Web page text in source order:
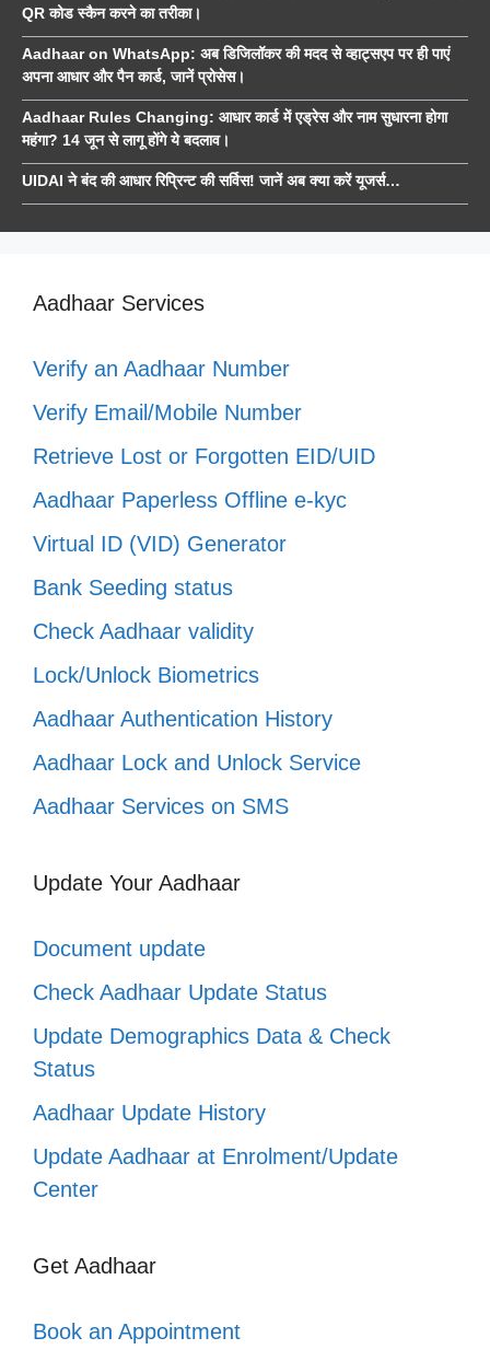
QR कोड स्कैन करने का तरीका।
Aadhaar on WhatsApp: अब डिजिलॉकर की मदद से व्हाट्सएप पर ही पाएं
अपना आधार और पैन कार्ड, जानें प्रोसेस।
Aadhaar Rules Changing: आधार कार्ड में एड्रेस और नाम सुधारना होगा
महंगा? 14 जून से लागू होंगे ये बदलाव।
UIDAI ने बंद की आधार रिप्रिन्ट की सर्विस! जानें अब क्या करें यूजर्स…
Aadhaar Services
Verify an Aadhaar Number
Verify Email/Mobile Number
Retrieve Lost or Forgotten EID/UID
Aadhaar Paperless Offline e-kyc
Virtual ID (VID) Generator
Bank Seeding status
Check Aadhaar validity
Lock/Unlock Biometrics
Aadhaar Authentication History
Aadhaar Lock and Unlock Service
Aadhaar Services on SMS
Update Your Aadhaar
Document update
Check Aadhaar Update Status
Update Demographics Data & Check
Status
Aadhaar Update History
Update Aadhaar at Enrolment/Update
Center
Get Aadhaar
Book an Appointment